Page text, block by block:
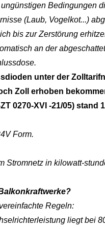
Bedingungen
(Laub, Vogelkot...)
bis zur Zerstörung
an der
unter der
Zoll erhoben
0270-XVI -21/05) stand
Form.
Stromnetz in kilowatt-
Regeln:
liegt bei